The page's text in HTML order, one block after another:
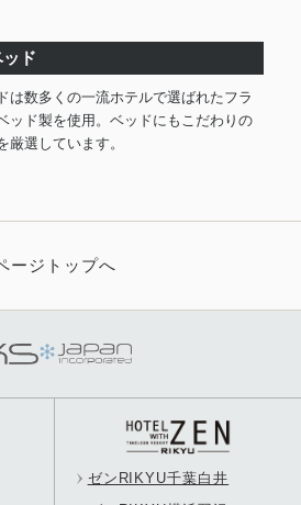
ッド
は数多くの一流ホテルで選ばれたフラ
ッド製を使用。ベッドにもこだわりの
厳選しています。
ージトップへ
ゼンRIKYU千葉白井